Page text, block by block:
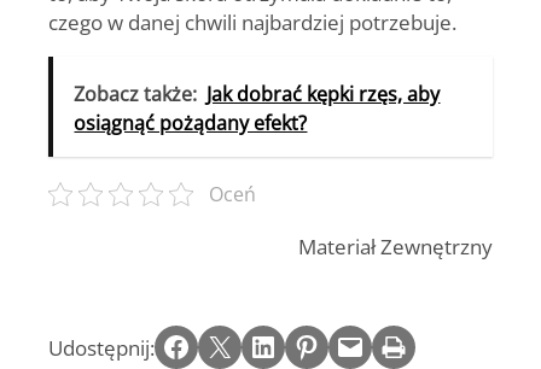
czego w danej chwili najbardziej potrzebuje.
Zobacz także: Jak dobrać kępki rzęs, aby
osiągnąć pożądany efekt?
Oceń
Materiał Zewnętrzny
Udostępnij: Share on Facebook Email this Page Share on LinkedIn Share on Pinterest Email this Page Print this Page